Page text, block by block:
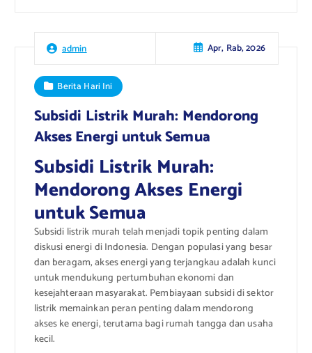
admin Apr, Rab, 2026
Berita Hari Ini
Subsidi Listrik Murah: Mendorong
Akses Energi untuk Semua
Subsidi Listrik Murah:
Mendorong Akses Energi
untuk Semua
Subsidi listrik murah telah menjadi topik penting dalam
diskusi energi di Indonesia. Dengan populasi yang besar
dan beragam, akses energi yang terjangkau adalah kunci
untuk mendukung pertumbuhan ekonomi dan
kesejahteraan masyarakat. Pembiayaan subsidi di sektor
listrik memainkan peran penting dalam mendorong
akses ke energi, terutama bagi rumah tangga dan usaha
kecil.